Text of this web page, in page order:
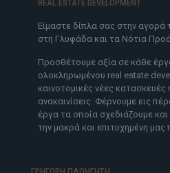
REAL ESTATE DEVELOPMENT
Είμαστε δίπλα σας στην αγορά
στη Γλυφάδα και τα Νότια
Προσθέτουμε αξία σε κάθε
ολοκληρωμένου real estate
καινοτομικές νέες κατασκευές
ανακαινίσεις. Φέρνουμε εις
έργα τα οποία σχεδιάζουμε
την μακρά και επιτυχημένη